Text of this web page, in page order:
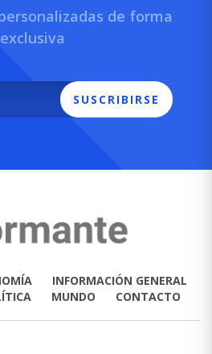
de forma
exclusiva
SUSCRIBIRSE
INFORMACIÓN GENERAL
MUNDO CONTACTO